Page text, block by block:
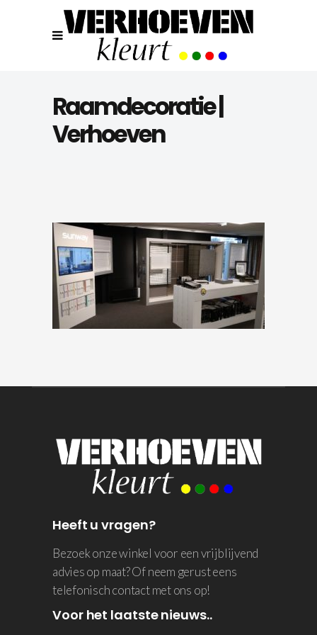
Raamdecoratie |
Verhoeven
Heeft u vragen?
Bezoek onze winkel voor een vrijblijvend
advies op maat? Of neem gerust eens
telefonisch contact met ons op!
Voor het laatste nieuws..